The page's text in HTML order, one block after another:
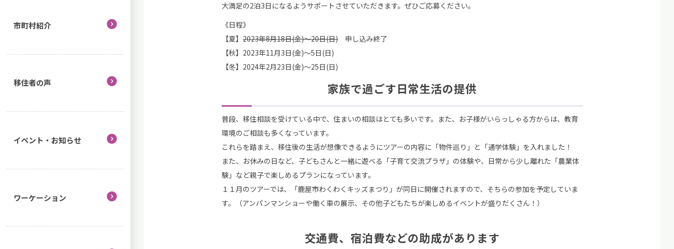
市町村紹介
移住者の声
イベント・お知らせ
ワーケーション
大満足の2泊3日になるようサポートさせていただきます。ぜひご応募ください。
《日程》
【夏】 2023年8月18日(金)〜20日(日) 申し込み終了
【秋】2023年11月3日(金)〜5日(日)
【冬】2024年2月23日(金)〜25日(日)
家族で過ごす日常生活の提供
普段、移住相談を受けている中で、住まいの相談はとても多いです。また、お子様がいらっしゃる方からは、教育
環境のご相談も多くなっています。
これらを踏まえ、移住後の生活が想像できるようにツアーの内容に「物件巡り」と「通学体験」を入れました！
また、お休みの日など、子どもさんと一緒に遊べる「子育て交流プラザ」の体験や、日常から少し離れた「農業体
験」など親子で楽しめるプランになっています。
１１月のツアーでは、「鹿屋市わくわくキッズまつり」が同日に開催されますので、そちらの参加を予定していま
す。（アンパンマンショーや働く車の展示、その他子どもたちが楽しめるイベントが盛りだくさん！）
交通費、宿泊費などの助成があります